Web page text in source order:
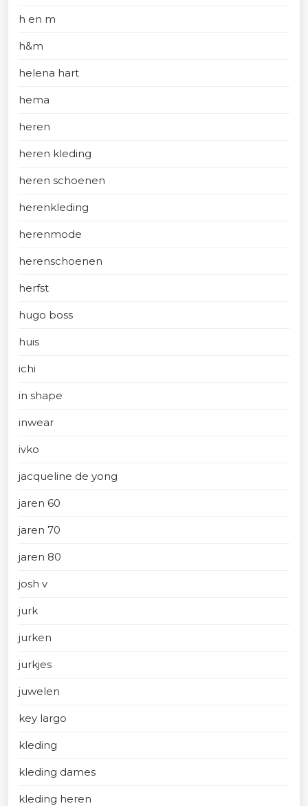
h en m
h&m
helena hart
hema
heren
heren kleding
heren schoenen
herenkleding
herenmode
herenschoenen
herfst
hugo boss
huis
ichi
in shape
inwear
ivko
jacqueline de yong
jaren 60
jaren 70
jaren 80
josh v
jurk
jurken
jurkjes
juwelen
key largo
kleding
kleding dames
kleding heren